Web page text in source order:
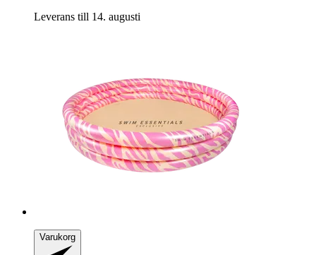
Leverans till 14. augusti
Varukorg